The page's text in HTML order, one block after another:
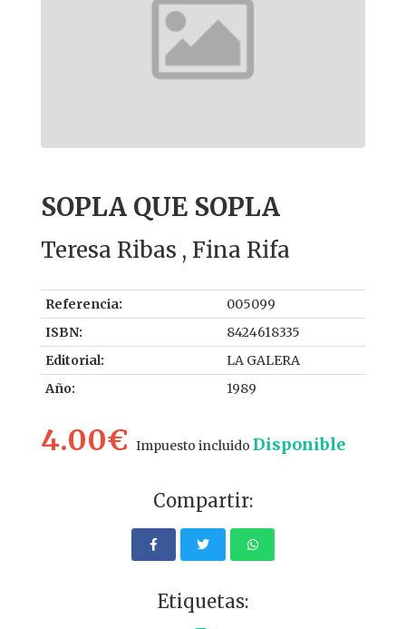
SOPLA QUE SOPLA
Teresa Ribas , Fina Rifa
Referencia:
005099
ISBN:
8424618335
Editorial:
LA GALERA
Año:
1989
4.00€ Impuesto incluido Disponible
Compartir:
Etiquetas: